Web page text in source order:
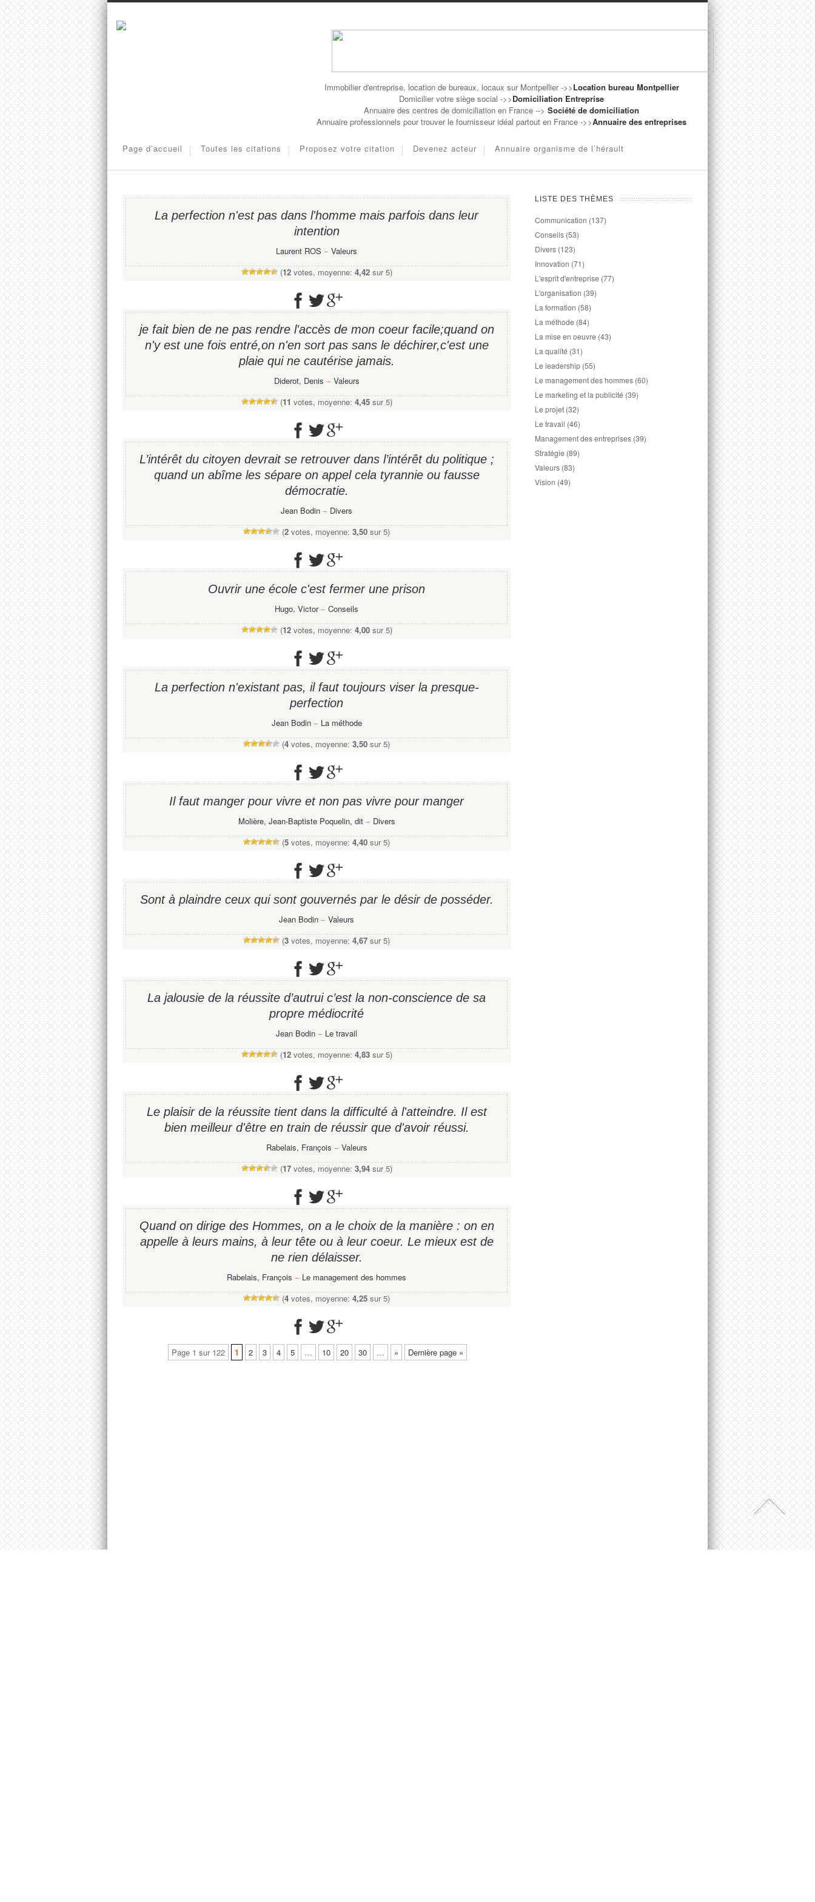
Immobilier d'entreprise, location de bureaux, locaux sur Montpellier ->>Location bureau Montpellier
Domicilier votre siège social ->>Domiciliation Entreprise
Annuaire des centres de domiciliation en France --> Société de domiciliation
Annuaire professionnels pour trouver le fournisseur idéal partout en France ->>Annuaire des entreprises
Page d’accueil Toutes les citations Proposez votre citation Devenez acteur Annuaire organisme de l’hérault
La perfection n'est pas dans l'homme mais parfois dans leur
intention
Laurent ROS − Valeurs
(12votes, moyenne: 4,42sur 5)
je fait bien de ne pas rendre l'accès de mon coeur facile;quand on
n'y est une fois entré,on n'en sort pas sans le déchirer,c'est une
plaie qui ne cautérise jamais.
Diderot, Denis − Valeurs
(11 votes, moyenne: 4,45sur 5)
L’intérêt du citoyen devrait se retrouver dans l’intérêt du politique ;
quand un abîme les sépare on appel cela tyrannie ou fausse
démocratie.
Jean Bodin − Divers
(2 votes, moyenne: 3,50 sur 5)
Ouvrir une école c'est fermer une prison
Hugo, Victor− Conseils
(12votes, moyenne: 4,00sur 5)
La perfection n'existant pas, il faut toujours viser la presque-
perfection
Jean Bodin− La méthode
(4 votes, moyenne: 3,50 sur 5)
Il faut manger pour vivre et non pas vivre pour manger
Molière, Jean-Baptiste Poquelin, dit− Divers
(5 votes, moyenne: 4,40 sur 5)
Sont à plaindre ceux qui sont gouvernés par le désir de posséder.
Jean Bodin − Valeurs
(3 votes, moyenne: 4,67 sur 5)
La jalousie de la réussite d’autrui c’est la non-conscience de sa
propre médiocrité
Jean Bodin − Le travail
(12votes, moyenne: 4,83sur 5)
Le plaisir de la réussite tient dans la difficulté à l'atteindre. Il est
bien meilleur d'être en train de réussir que d'avoir réussi.
Rabelais, François − Valeurs
(17votes, moyenne: 3,94sur 5)
Quand on dirige des Hommes, on a le choix de la manière : on en
appelle à leurs mains, à leur tête ou à leur coeur. Le mieux est de
ne rien délaisser.
Rabelais, François − Le management des hommes
(4 votes, moyenne: 4,25 sur 5)
Page 1 sur 122 1 2 3 4 5 … 10 20 30 … » Dernière page »
LISTE DES THÈMES
Communication (137)
Conseils (53)
Divers (123)
Innovation (71)
L'esprit d'entreprise (77)
L'organisation (39)
La formation (58)
La méthode (84)
La mise en oeuvre (43)
La qualité (31)
Le leadership (55)
Le management des hommes (60)
Le marketing et la publicité (39)
Le projet (32)
Le travail (46)
Management des entreprises (39)
Stratégie (89)
Valeurs (83)
Vision (49)